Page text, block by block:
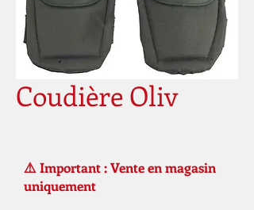
Coudière Oliv
⚠️ Important : Vente en magasin
uniquement